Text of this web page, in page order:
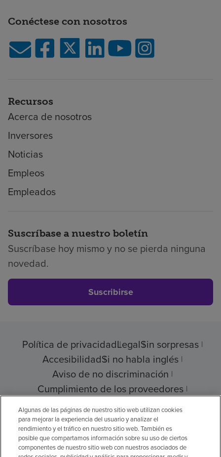
Conéctese con nosotros
Recursos
Acerca de nosotros
Inversores
Noticias
Empleos
Empleados
Suscríbase a nuestro boletín
Suscríbase hoy mismo y no se pierda ninguna
novedad.
Suscribirse
Política de privacidadLegalSin sorpresas
AccesibilidadSi no habla inglés
Aviso de no discriminación
Cumplimiento de los proveedores
Transparencia de precios
© 2026 Encompass Health Corporation
Algunas de las páginas de nuestro sitio web utilizan cookies
para mejorar la experiencia del usuario y analizar el
rendimiento y el tráfico en nuestro sitio web. También es
posible que compartamos información sobre su uso de ciertos
componentes de nuestro sitio web con nuestros asociados de